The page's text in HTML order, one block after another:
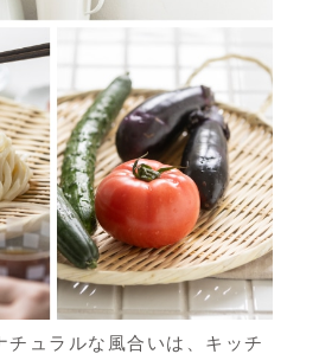
チュラルな風合いは、キッチ